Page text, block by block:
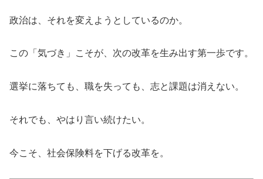
政治は、それを変えようとしているのか。
この「気づき」こそが、次の改革を生み出す第一歩です。
選挙に落ちても、職を失っても、志と課題は消えない。
それでも、やはり言い続けたい。
今こそ、社会保険料を下げる改革を。